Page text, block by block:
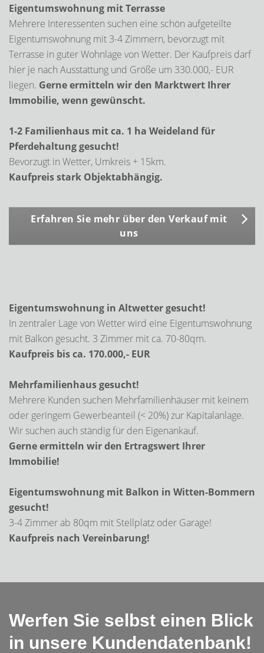
Eigentumswohnung mit Terrasse
Mehrere Interessenten suchen eine schön aufgeteilte
Eigentumswohnung mit 3-4 Zimmern, bevorzugt mit
Terrasse in guter Wohnlage von Wetter. Der Kaufpreis darf
hier je nach Ausstattung und Größe um 330.000,- EUR
liegen. Gerne ermitteln wir den Marktwert Ihrer
Immobilie, wenn gewünscht.
1-2 Familienhaus mit ca. 1 ha Weideland für
Pferdehaltung gesucht!
Bevorzugt in Wetter, Umkreis + 15km.
Kaufpreis stark Objektabhängig.
Erfahren Sie mehr über den Verkauf mit
uns
Eigentumswohnung in Altwetter gesucht!
In zentraler Lage von Wetter wird eine Eigentumswohnung
mit Balkon gesucht. 3 Zimmer mit ca. 70-80qm.
Kaufpreis bis ca. 170.000,- EUR
Mehrfamilienhaus gesucht!
Mehrere Kunden suchen Mehrfamilienhäuser mit keinem
oder geringem Gewerbeanteil (< 20%) zur Kapitalanlage.
Wir suchen auch ständig für den Eigenankauf.
Gerne ermitteln wir den Ertragswert Ihrer
Immobilie!
Eigentumswohnung mit Balkon in Witten-Bommern
gesucht!
3-4 Zimmer ab 80qm mit Stellplatz oder Garage!
Kaufpreis nach Vereinbarung!
Werfen Sie selbst einen Blick
in unsere Kundendatenbank!